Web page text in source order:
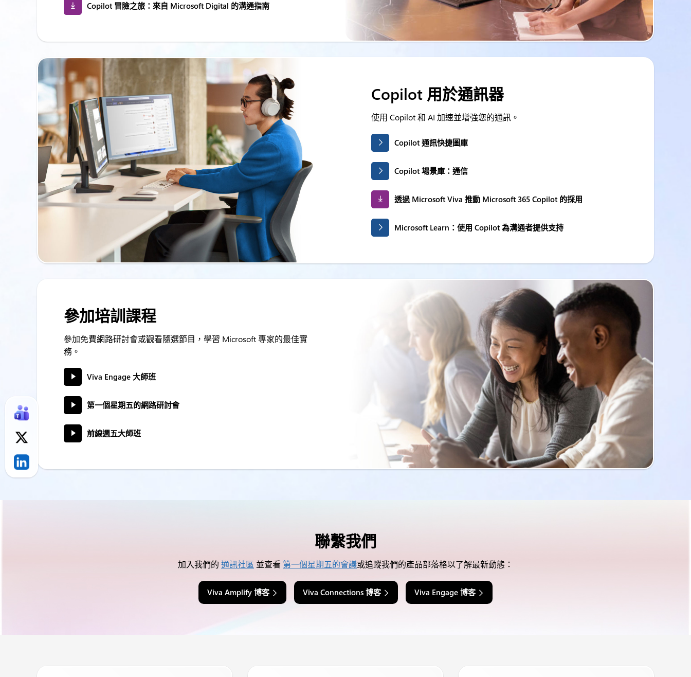
Copilot 冒險之旅：來自 Microsoft Digital 的溝通指南
Copilot 用於通訊器
使用 Copilot 和 AI 加速並增強您的通訊。
Copilot 通訊快捷圖庫
Copilot 場景庫：通信
透過 Microsoft Viva 推動 Microsoft 365 Copilot 的採用
Microsoft Learn：使用 Copilot 為溝通者提供支持
參加培訓課程
參加免費網路研討會或觀看隨選節目，學習 Microsoft 專家的最佳實
務。
Viva Engage 大師班
第一個星期五的網路研討會
前線週五大師班
聯繫我們
加入我們的 通訊社區 並查看 第一個星期五的會議或追蹤我們的產品部落格以了解最新動態：
Viva Amplify 博客 Viva Connections 博客 Viva Engage 博客